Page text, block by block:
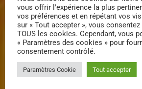
‘2026)
« Lanmou Nou
la rencontre
entre Victor O
Jocelyne
vous offrir l'expérience la plus
vos préférences et en répétant vos
sur « Tout accepter », vous
TOUS les cookies. Cependant, vous
« Paramètres des cookies » pour
consentement contrôlé.
Paramètres Cookie Tout accepter